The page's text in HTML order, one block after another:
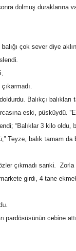
dolmuş duraklarına
çok sever diye
Balıkçı
eski, püsküydü.
“Balıklar 3 kilo oldu,
Teyze, balık tamam
çıkmadı sanki. Zorla
girdi, 4 tane
pardösüsünün cebine